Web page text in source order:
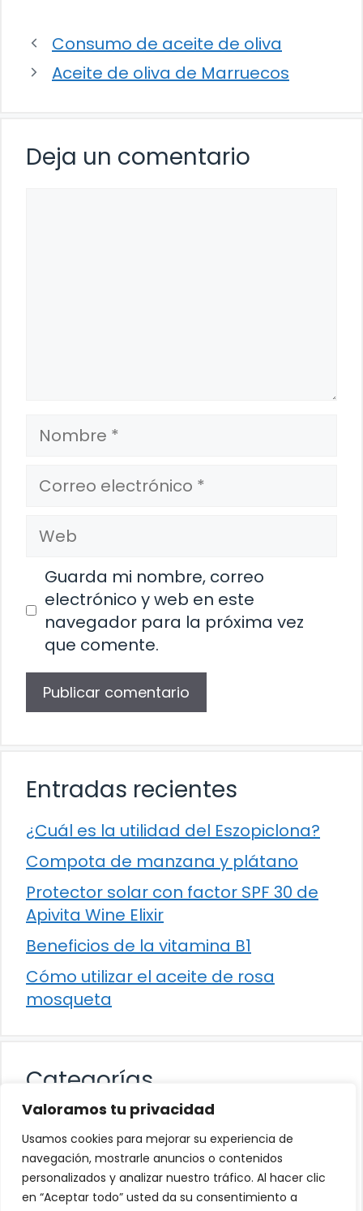
Valoramos tu privacidad
Usamos cookies para mejorar su experiencia de
navegación, mostrarle anuncios o contenidos
personalizados y analizar nuestro tráfico. Al hacer clic
en “Aceptar todo” usted da su consentimiento a
Consumo de aceite de oliva
Aceite de oliva de Marruecos
Deja un comentario
Nombre
Correo
electrónico
Web
Guarda mi nombre, correo
electrónico y web en este
navegador para la próxima vez
que comente.
Entradas recientes
¿Cuál es la utilidad del Eszopiclona?
Compota de manzana y plátano
Protector solar con factor SPF 30 de
Apivita Wine Elixir
Beneficios de la vitamina B1
Cómo utilizar el aceite de rosa
mosqueta
Categorías
Alimentación
Destacados
Hogar